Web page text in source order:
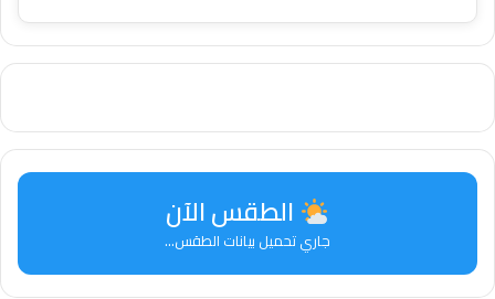
الطقس الآن
جاري تحميل بيانات الطقس...